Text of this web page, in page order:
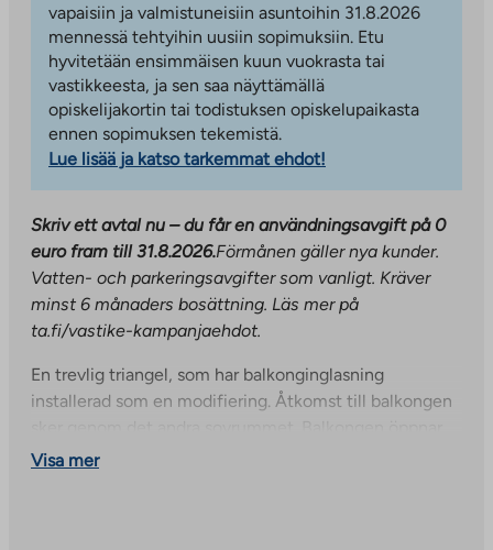
vapaisiin ja valmistuneisiin asuntoihin 31.8.2026
mennessä tehtyihin uusiin sopimuksiin. Etu
hyvitetään ensimmäisen kuun vuokrasta tai
vastikkeesta, ja sen saa näyttämällä
opiskelijakortin tai todistuksen opiskelupaikasta
ennen sopimuksen tekemistä.
Lue lisää ja katso tarkemmat ehdot!
Skriv ett avtal nu – du får en användningsavgift på 0
euro fram till 31.8.2026.Förmånen gäller nya kunder.
Vatten- och parkeringsavgifter som vanligt. Kräver
minst 6 månaders bosättning. Läs mer på
ta.fi/vastike-kampanjaehdot.
En trevlig triangel, som har balkonginglasning
installerad som en modifiering. Åtkomst till balkongen
sig mot söder. Lägenheten har gott om
Visa mer